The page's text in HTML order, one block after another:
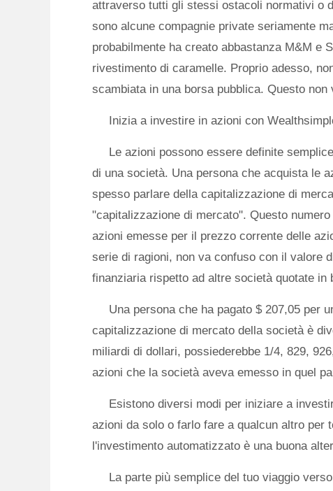
attraverso tutti gli stessi ostacoli normativi o
sono alcune compagnie private seriamente
probabilmente ha creato abbastanza M&M e
rivestimento di caramelle. Proprio adesso,
scambiata in una borsa pubblica. Questo
Inizia a investire in azioni con
Le azioni possono essere definite
di una società. Una persona che acquista le
spesso parlare della capitalizzazione di
"capitalizzazione di mercato". Questo
azioni emesse per il prezzo corrente delle
serie di ragioni, non va confuso con il valore
finanziaria rispetto ad altre società quotate in
Una persona che ha pagato $ 207,05 per
capitalizzazione di mercato della società è
miliardi di dollari, possiederebbe 1/4, 829,
azioni che la società aveva emesso in quel
Esistono diversi modi per iniziare a
azioni da solo o farlo fare a qualcun altro
l'investimento automatizzato è una buona
La parte più semplice del tuo viaggio